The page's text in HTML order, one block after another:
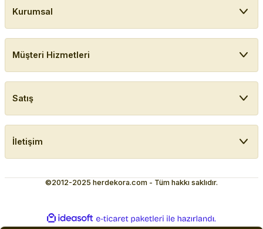
Kurumsal
Müşteri Hizmetleri
Satış
İletişim
©2012-2025 herdekora.com - Tüm hakkı saklıdır.
ideasoft
e-
ticaret
hazırlandı.